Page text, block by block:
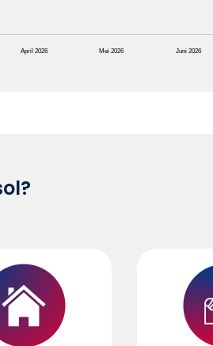
April 2026 Mei 2026 Juni 2026